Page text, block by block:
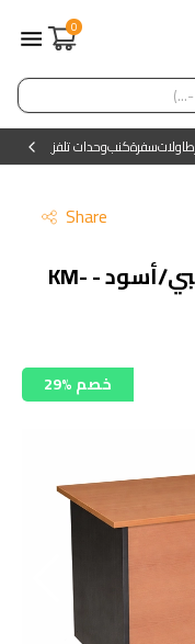
0
طاولاتسفرةكنبوحدات تلفزيون
Share
مكتب, متعدد المقاسات خشبي/أسود - KM-
29% خصم